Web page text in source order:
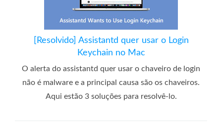
[Resolvido] Assistantd quer usar o Login
Keychain no Mac
O alerta do assistantd quer usar o chaveiro de login
não é malware e a principal causa são os chaveiros.
Aqui estão 3 soluções para resolvê-lo.